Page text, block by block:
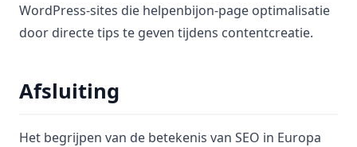
WordPress-sites die helpenbijon-page optimalisatie
door directe tips te geven tijdens contentcreatie.
Afsluiting
Het begrijpen van de betekenis van SEO in Europa